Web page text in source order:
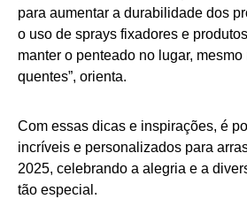
para aumentar a durabilidade dos
o uso de sprays fixadores e
manter o penteado no lugar,
quentes”, orienta.
Com essas dicas e inspirações, é
incríveis e personalizados para
2025, celebrando a alegria e a
tão especial.